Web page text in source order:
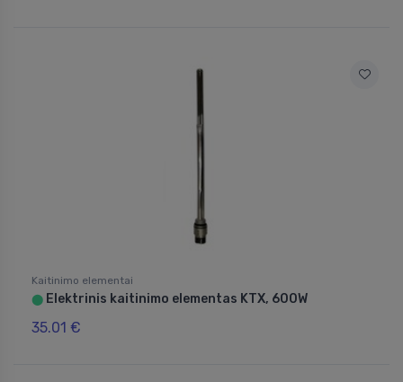
Kaitinimo elementai
⬤ Elektrinis kaitinimo elementas KTX, 600W
35.01 €